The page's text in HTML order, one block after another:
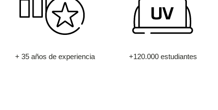
+ 35 años de experiencia +120.000 estudiantes